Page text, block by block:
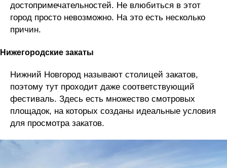
достопримечательностей. Не влюбиться в этот
город просто невозможно. На это есть несколько
причин.
Нижегородские закаты
Нижний Новгород называют столицей закатов,
поэтому тут проходит даже соответствующий
фестиваль. Здесь есть множество смотровых
площадок, на которых созданы идеальные условия
для просмотра закатов.